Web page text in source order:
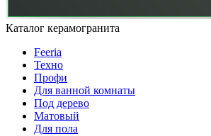
Каталог керамогранита
Feeria
Техно
Профи
Для ванной комнаты
Под дерево
Матовый
Для пола